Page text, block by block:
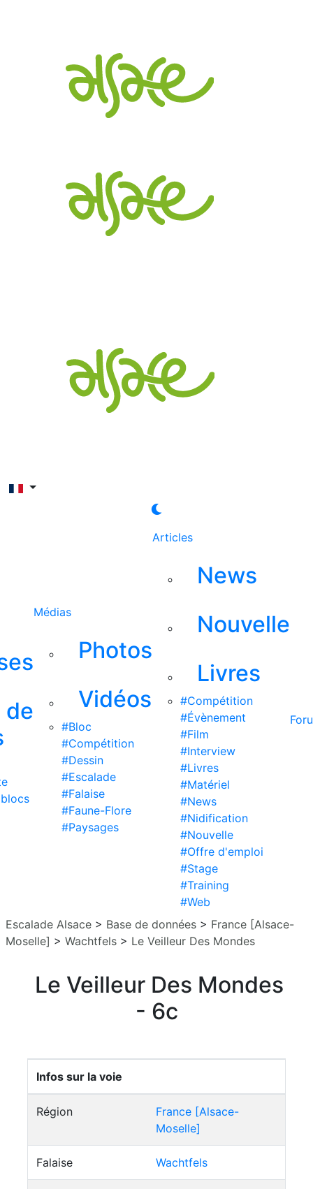
de
Médias
Photos
Vidéos
#Bloc
#Compétition
#Dessin
#Escalade
#Falaise
#Faune-Flore
#Paysages
Articles
News
Nouvelle
Livres
#Compétition
#Évènement
#Film
#Interview
#Livres
#Matériel
#News
#Nidification
#Nouvelle
#Offre d'emploi
#Stage
#Training
#Web
Escalade Alsace > Base de données > France [Alsace-
Moselle] > Wachtfels > Le Veilleur Des Mondes
Le Veilleur Des Mondes
- 6c
Infos sur la voie
Région
France [Alsace-
Moselle]
Falaise Wachtfels